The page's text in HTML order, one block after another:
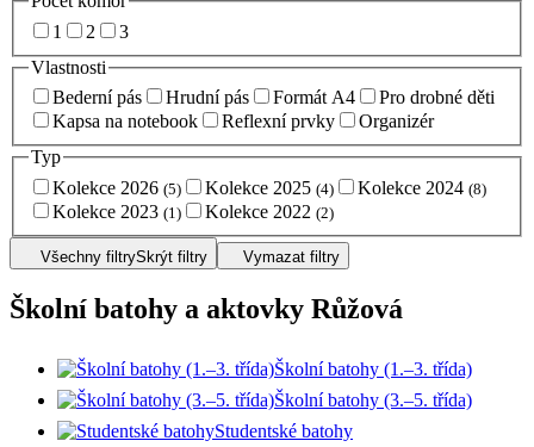
1
2
3
Vlastnosti
Bederní pás
Hrudní pás Formát A4
Pro drobné děti
Kapsa na notebook
Reflexní prvky
Organizér
Typ
Kolekce 2026 (5) Kolekce 2025 (4) Kolekce 2024 (8)
Kolekce 2023 (1) Kolekce 2022 (2)
Všechny filtrySkrýt filtry Vymazat filtry
Školní batohy a aktovky Růžová
Školní batohy (1.–3. třída)
Školní batohy (3.–5. třída)
Studentské batohy